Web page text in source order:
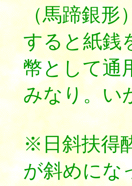
（馬蹄銀形
すると紙銭
幣として
みなり。い
※日斜扶得
が斜めにな